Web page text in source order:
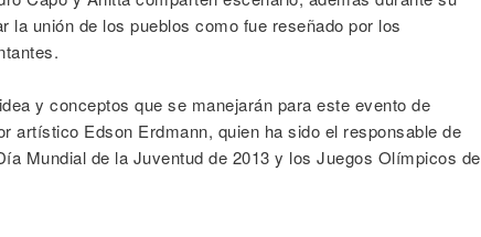
la unión de los pueblos como fue reseñado por los
y conceptos que se manejarán para este evento de
artístico Edson Erdmann, quien ha sido el responsable de
Mundial de la Juventud de 2013 y los Juegos Olímpicos de